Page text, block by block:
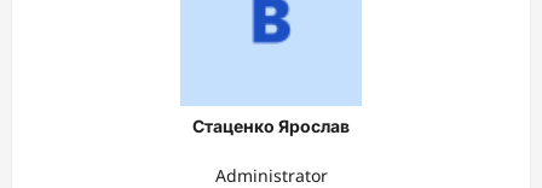
Стаценко Ярослав
Administrator